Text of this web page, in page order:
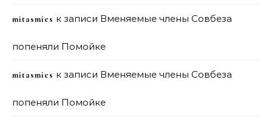
mitasmies к записи Вменяемые члены Совбеза
попеняли Помойке
mitasmies к записи Вменяемые члены Совбеза
попеняли Помойке